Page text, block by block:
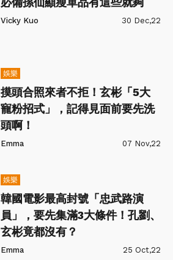
Vicky Kuo 30 Dec,22
娛樂
摸頭合照來者不拒！玄彬「5大
寵粉招式」，記得見面前要先洗
頭啊！
Emma 07 Nov,22
娛樂
韓國電影最高封號「忠武路演
員」，要先集滿3大條件！孔劉、
玄彬竟都沒有？
Emma 25 Oct,22